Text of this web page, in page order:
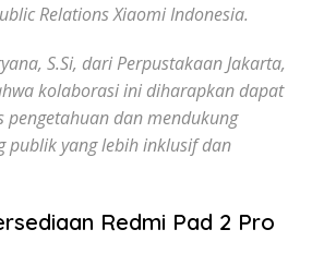
Relations Xiaomi Indonesia.
S.Si, dari Perpustakaan Jakarta,
kolaborasi ini diharapkan dapat
pengetahuan dan mendukung
publik yang lebih inklusif dan
Redmi Pad 2 Pro